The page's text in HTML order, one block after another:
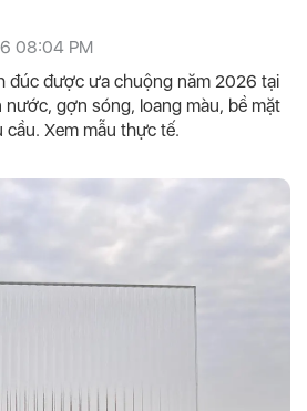
08:04 PM
đúc được ưa chuộng năm 2026 tại
nước, gợn sóng, loang màu, bề mặt
cầu. Xem mẫu thực tế.